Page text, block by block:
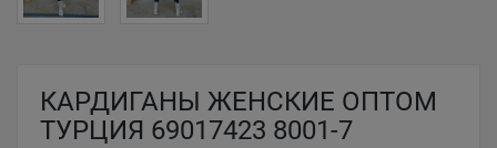
КАРДИГАНЫ ЖЕНСКИЕ ОПТОМ
ТУРЦИЯ 69017423 8001-7